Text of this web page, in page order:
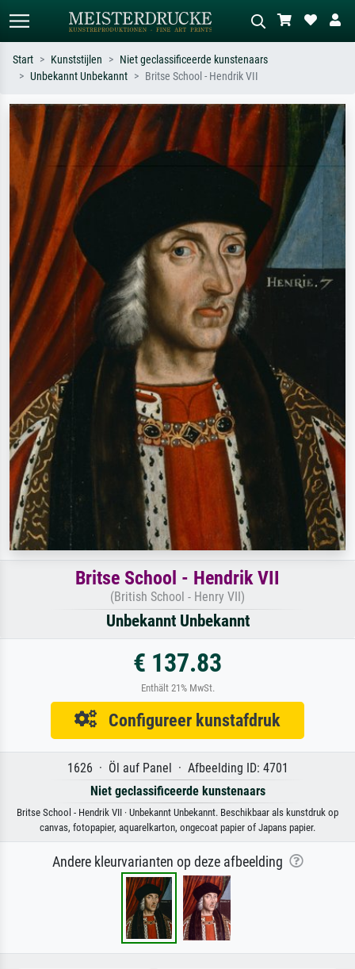
Zoek op kunstenaar, titel of stijl – bijv.
Monet, Sterrennacht, impressionisme,
Hokusai-golf, naakt.
Beschrijf de scène – bijv. groene
weide, abstract met veel rood, donker
olieverfschilderij, staand naakt naast
een boom.
Start Kunststijlen
Niet geclassificeerde kunstenaars
Unbekannt Unbekannt
Britse School - Hendrik VII
Britse School - Hendrik VII
(British School - Henry VII)
Unbekannt Unbekannt
€ 137.83
Enthält 21% MwSt.
Configureer kunstafdruk
1626 · Öl auf Panel · Afbeelding ID: 4701
Niet geclassificeerde kunstenaars
Britse School - Hendrik VII · Unbekannt Unbekannt. Beschikbaar als kunstdruk op
canvas, fotopapier, aquarelkarton, ongecoat papier of Japans papier.
Andere kleurvarianten op deze afbeelding